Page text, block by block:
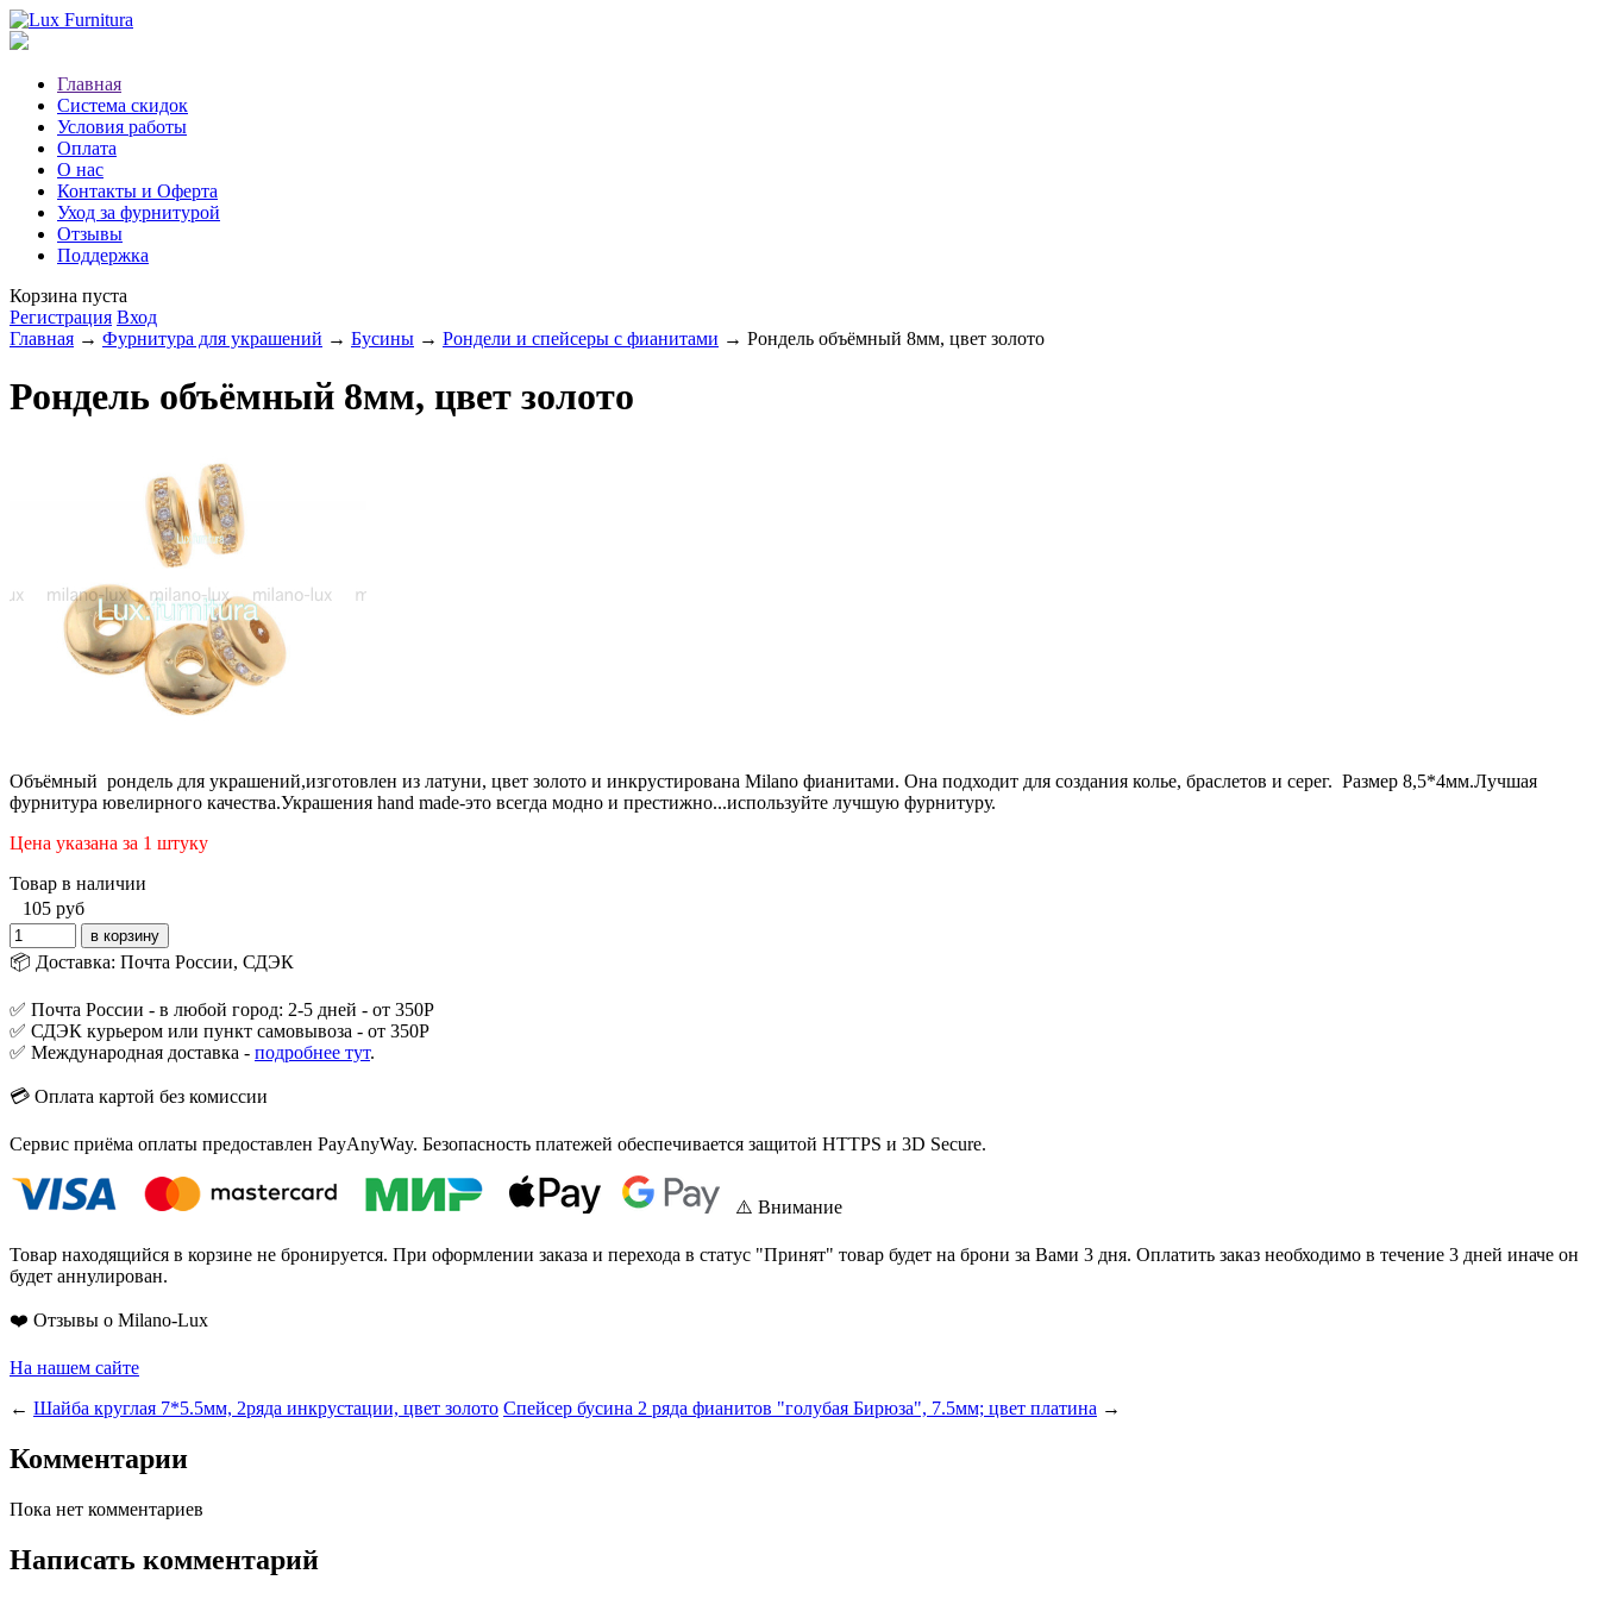
Главная
Система скидок
Условия работы
Оплата
О нас
Контакты и Оферта
Уход за фурнитурой
Отзывы
Поддержка
Корзина пуста
Регистрация Вход
Главная → Фурнитура для украшений → Бусины → Рондели и спейсеры с фианитами → Рондель объёмный 8мм, цвет золото
Рондель объёмный 8мм, цвет золото
Объёмный рондель для украшений,изготовлен из латуни, цвет золото и инкрустирована Milano фианитами. Она подходит для создания колье, браслетов и серег. Размер 8,5*4мм.Лучшая
фурнитура ювелирного качества.Украшения hand made-это всегда модно и престижно...используйте лучшую фурнитуру.
Цена указана за 1 штуку
Товар в наличии
105 руб
📦 Доставка: Почта России, СДЭК
✅ Почта России - в любой город: 2-5 дней - от 350Р
✅ СДЭК курьером или пункт самовывоза - от 350Р
✅ Международная доставка - подробнее тут.
💳 Оплата картой без комиссии
Сервис приёма оплаты предоставлен PayAnyWay. Безопасность платежей обеспечивается защитой HTTPS и 3D Secure.
⚠️ Внимание
Товар находящийся в корзине не бронируется. При оформлении заказа и перехода в статус "Принят" товар будет на брони за Вами 3 дня. Оплатить заказ необходимо в течение 3 дней иначе он
будет аннулирован.
❤️ Отзывы о Milano-Lux
На нашем сайте
← Шайба круглая 7*5.5мм, 2ряда инкрустации, цвет золото Спейсер бусина 2 ряда фианитов "голубая Бирюза", 7.5мм; цвет платина →
Комментарии
Пока нет комментариев
Написать комментарий